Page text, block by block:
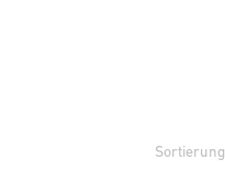
Sortierung